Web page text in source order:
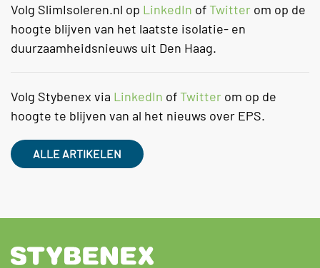
Volg SlimIsoleren.nl op LinkedIn ofTwitter om op de
hoogte blijven van het laatste isolatie- en
duurzaamheidsnieuws uit Den Haag.
Volg Stybenex via LinkedIn ofTwitter om op de
hoogte te blijven van al het nieuws over EPS.
ALLE ARTIKELEN